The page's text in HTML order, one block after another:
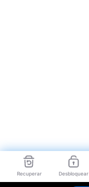
Recuperar Desbloquear